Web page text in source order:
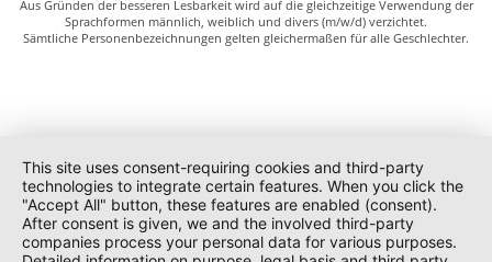
Aus Gründen der besseren Lesbarkeit wird auf die gleichzeitige Verwendung der
Sprachformen männlich, weiblich und divers (m/w/d) verzichtet.
Sämtliche Personenbezeichnungen gelten gleichermaßen für alle Geschlechter.
This site uses consent-requiring cookies and third-party
technologies to integrate certain features. When you click the
"Accept All" button, these features are enabled (consent).
After consent is given, we and the involved third-party
companies process your personal data for various purposes.